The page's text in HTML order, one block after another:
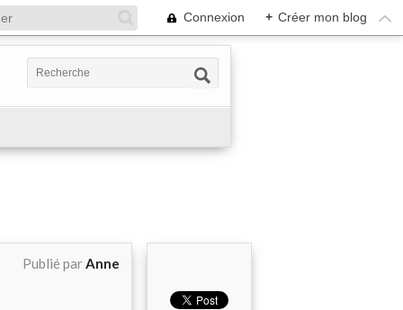
Connexion + Créer mon blog
Publié parAnne